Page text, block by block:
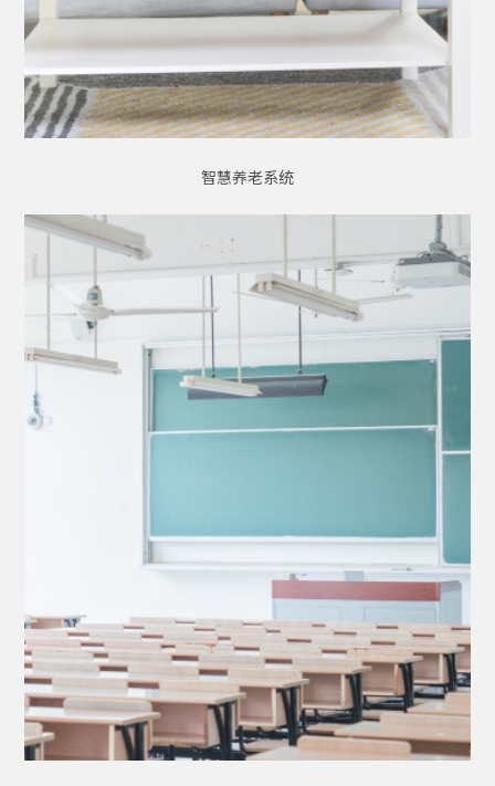
智慧养老系统